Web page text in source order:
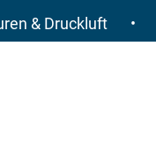
& Druckluft •